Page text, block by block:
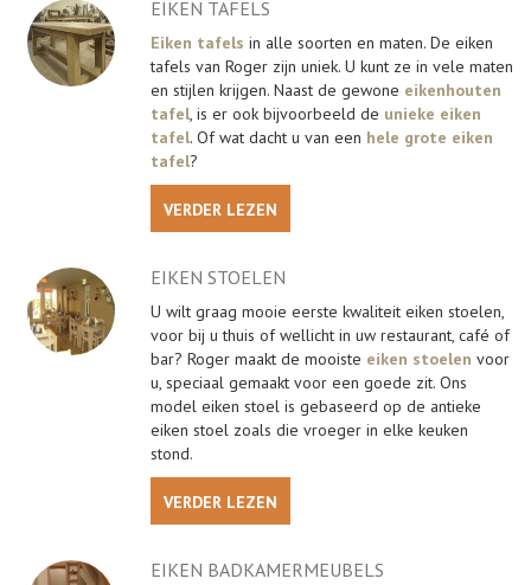
EIKEN TAFELS
Eiken tafels in alle soorten en maten. De eiken
tafels van Roger zijn uniek. U kunt ze in vele maten
en stijlen krijgen. Naast de gewone eikenhouten
tafel, is er ook bijvoorbeeld de unieke eiken
tafel. Of wat dacht u van een hele grote eiken
tafel?
VERDER LEZEN
EIKEN STOELEN
U wilt graag mooie eerste kwaliteit eiken stoelen,
voor bij u thuis of wellicht in uw restaurant, café of
bar? Roger maakt de mooiste eiken stoelen voor
u, speciaal gemaakt voor een goede zit. Ons
model eiken stoel is gebaseerd op de antieke
eiken stoel zoals die vroeger in elke keuken
stond.
VERDER LEZEN
EIKEN BADKAMERMEUBELS